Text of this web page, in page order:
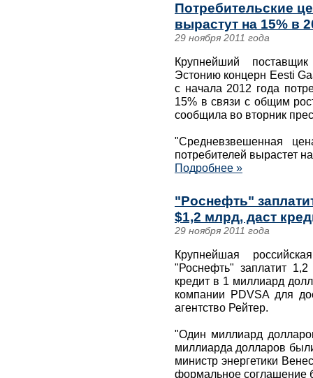
Потребительские
вырастут на 15% в
29 ноября 2011 года
Крупнейший
Эстонию концерн Eesti
с начала 2012 года
15% в связи с общим
сообщила во вторник
"Средневзвешенная
потребителей вырастет
Подробнее »
"Роснефть"
$1,2 млрд, даст
29 ноября 2011 года
Крупнейшая
"Роснефть" заплатит
кредит в 1 миллиард
компании PDVSA для
агентство Рейтер.
"Один миллиард
миллиарда долларов
министр энергетики
формальное соглашение